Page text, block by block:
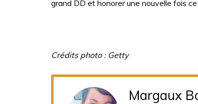
grand DD et honorer une nouvelle fois
Crédits photo : Getty
Margaux